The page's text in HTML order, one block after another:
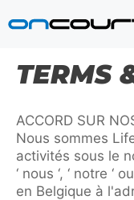
au
TERMS
ACCORD SUR
Nous sommes
activités sous le
‘ nous ‘, ‘ notre ‘
en Belgique à